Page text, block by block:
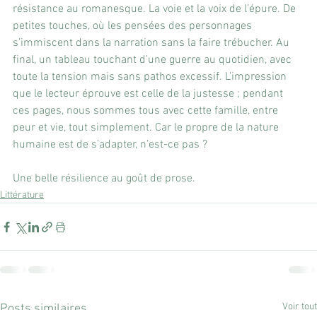
résistance au romanesque. La voie et la voix de l’épure. De
petites touches, où les pensées des personnages
s’immiscent dans la narration sans la faire trébucher. Au
final, un tableau touchant d’une guerre au quotidien, avec
toute la tension mais sans pathos excessif. L’impression
que le lecteur éprouve est celle de la justesse ; pendant
ces pages, nous sommes tous avec cette famille, entre
peur et vie, tout simplement. Car le propre de la nature
humaine est de s’adapter, n’est-ce pas ?
Une belle résilience au goût de prose.
Littérature
Voir tout